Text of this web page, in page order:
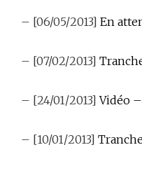
– [06/05/2013] En
– [07/02/2013]
– [24/01/2013]Vidéo
– [10/01/2013]